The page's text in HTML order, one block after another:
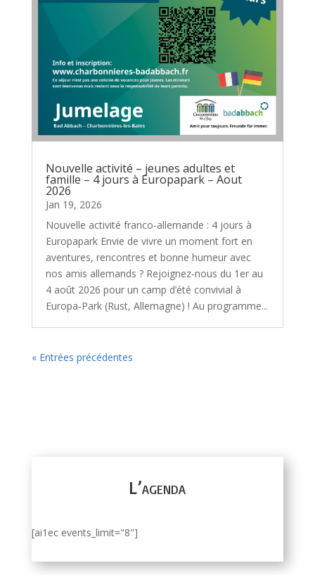
Nouvelle activité – jeunes adultes et
famille – 4 jours à Europapark – Aout
2026
Jan 19, 2026
Nouvelle activité franco-allemande : 4 jours à
Europapark Envie de vivre un moment fort en
aventures, rencontres et bonne humeur avec
nos amis allemands ? Rejoignez‑nous du 1er au
4 août 2026 pour un camp d’été convivial à
Europa‑Park (Rust, Allemagne) ! Au programme...
« Entrées précédentes
L’agenda
[ai1ec events_limit="8"]